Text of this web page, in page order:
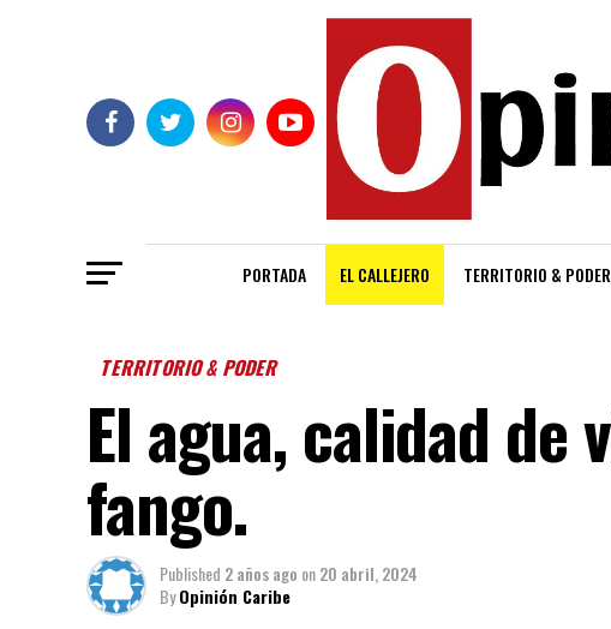
PORTADA EL CALLEJERO TERRITORIO & PODER
TERRITORIO & PODER
El agua, calidad de
fango.
Published 2 años ago on20 abril, 2024
ByOpinión Caribe